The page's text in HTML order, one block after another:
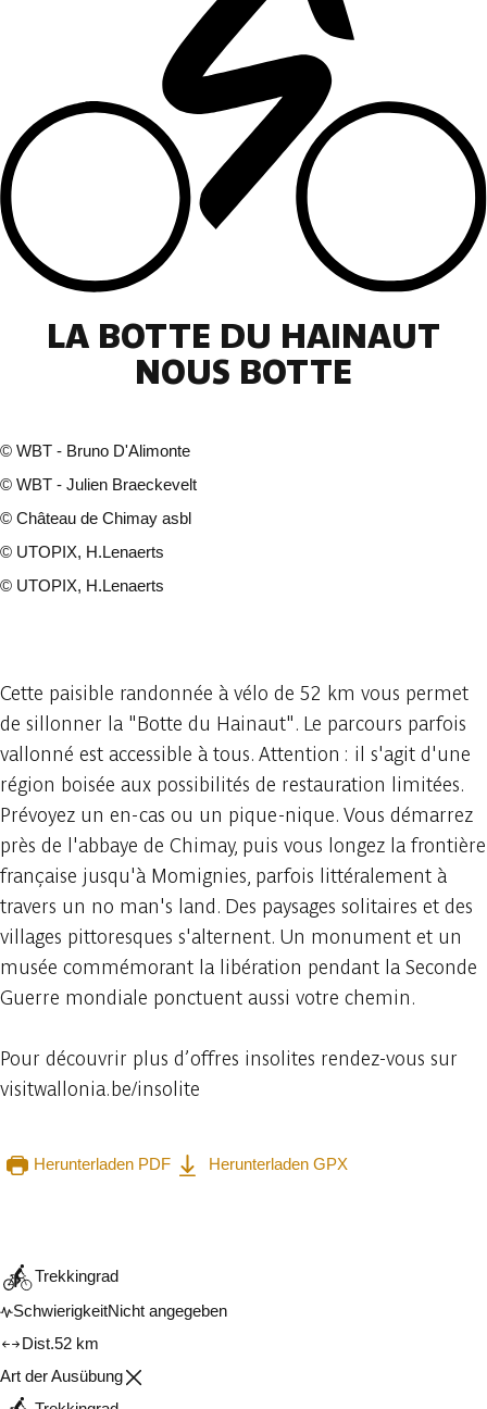
LA BOTTE DU HAINAUT
NOUS BOTTE
© WBT - Bruno D'Alimonte
© WBT - Julien Braeckevelt
© Château de Chimay asbl
© UTOPIX, H.Lenaerts
© UTOPIX, H.Lenaerts
Cette paisible randonnée à vélo de 52 km vous permet
de sillonner la "Botte du Hainaut". Le parcours parfois
vallonné est accessible à tous. Attention : il s'agit d'une
région boisée aux possibilités de restauration limitées.
Prévoyez un en-cas ou un pique-nique. Vous démarrez
près de l'abbaye de Chimay, puis vous longez la frontière
française jusqu'à Momignies, parfois littéralement à
travers un no man's land. Des paysages solitaires et des
villages pittoresques s'alternent. Un monument et un
musée commémorant la libération pendant la Seconde
Guerre mondiale ponctuent aussi votre chemin.
Pour découvrir plus d’offres insolites rendez-vous sur
visitwallonia.be/insolite
Herunterladen PDF
Herunterladen GPX
Trekkingrad
SchwierigkeitNicht angegeben
Dist.52 km
Art der Ausübung